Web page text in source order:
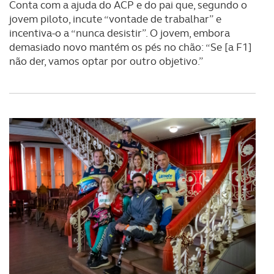
Conta com a ajuda do ACP e do pai que, segundo o
jovem piloto, incute “vontade de trabalhar” e
incentiva-o a “nunca desistir”. O jovem, embora
demasiado novo mantém os pés no chão: “Se [a F1]
não der, vamos optar por outro objetivo.”